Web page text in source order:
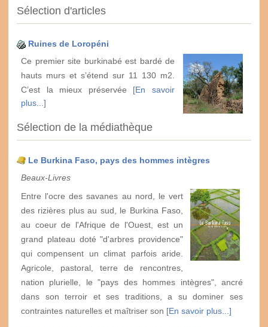
Sélection d'articles
Ruines de Loropéni
Ce premier site burkinabé est bardé de
hauts murs et s’étend sur 11 130 m2.
C’est la mieux préservée [En savoir
plus...]
Sélection de la médiathèque
Le Burkina Faso, pays des hommes intègres
Beaux-Livres
Entre l'ocre des savanes au nord, le vert
des rizières plus au sud, le Burkina Faso,
au coeur de l'Afrique de l'Ouest, est un
grand plateau doté "d'arbres providence"
qui compensent un climat parfois aride.
Agricole, pastoral, terre de rencontres,
nation plurielle, le "pays des hommes intègres", ancré
dans son terroir et ses traditions, a su dominer ses
contraintes naturelles et maîtriser son [En savoir plus...]